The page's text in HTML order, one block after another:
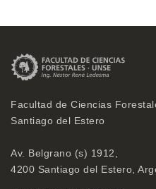
Facultad de Ciencias
Santiago del Estero
Av. Belgrano (s) 1912,
4200 Santiago del Estero,